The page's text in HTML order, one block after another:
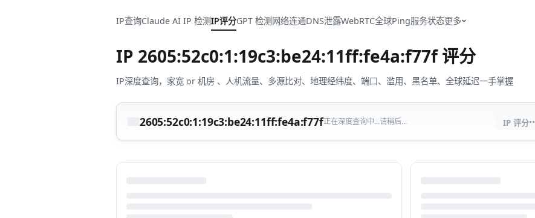
IP查询Claude AI IP 检测IP评分GPT 检测网络连通DNS泄露WebRTC全球Ping服务状态更多
IP 2605:52c0:1:19c3:be24:11ff:fe4a:f77f评分
IP深度查询，家宽 or 机房 、人机流量、多源比对、地理经纬度、端口、滥用、黑名单、全球延迟一手掌握
2605:52c0:1:19c3:be24:11ff:fe4a:f77f正在深度查询中...请稍后... IP 评分··